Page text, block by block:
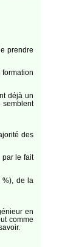
prendre
formation
déjà un
semblent
des
par le fait
%), de la
en
comme